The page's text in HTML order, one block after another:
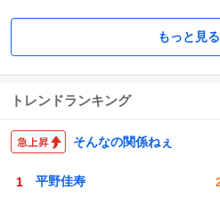
もっと見る
トレンドランキング
そんなの関係ねぇ
平野佳寿